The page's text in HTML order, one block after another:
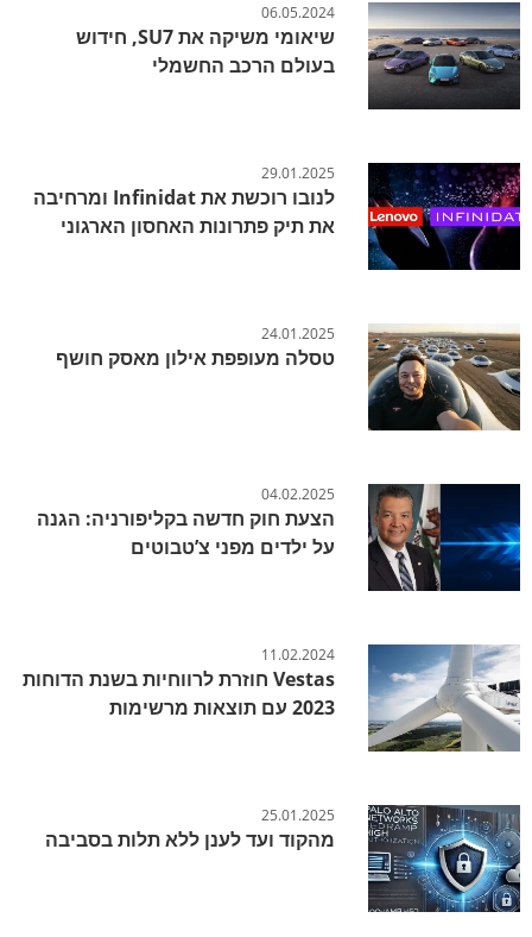
06.05.2024
שיאומי משיקה את SU7, חידוש
בעולם הרכב החשמלי
29.01.2025
לנובו רוכשת את Infinidat ומרחיבה
את תיק פתרונות האחסון הארגוני
24.01.2025
טסלה מעופפת אילון מאסק חושף
04.02.2025
הצעת חוק חדשה בקליפורניה: הגנה
על ילדים מפני צ’טבוטים
11.02.2024
Vestas חוזרת לרווחיות בשנת הדוחות
2023 עם תוצאות מרשימות
25.01.2025
מהקוד ועד לענן ללא תלות בסביבה